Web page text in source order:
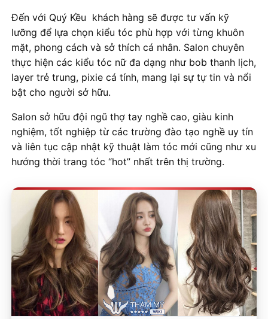
Đến với Quý Kều khách hàng sẽ được tư vấn kỹ
lưỡng để lựa chọn kiểu tóc phù hợp với từng khuôn
mặt, phong cách và sở thích cá nhân. Salon chuyên
thực hiện các kiểu tóc nữ đa dạng như bob thanh lịch,
layer trẻ trung, pixie cá tính, mang lại sự tự tin và nổi
bật cho người sở hữu.
Salon sở hữu đội ngũ thợ tay nghề cao, giàu kinh
nghiệm, tốt nghiệp từ các trường đào tạo nghề uy tín
và liên tục cập nhật kỹ thuật làm tóc mới cũng như xu
hướng thời trang tóc “hot” nhất trên thị trường.